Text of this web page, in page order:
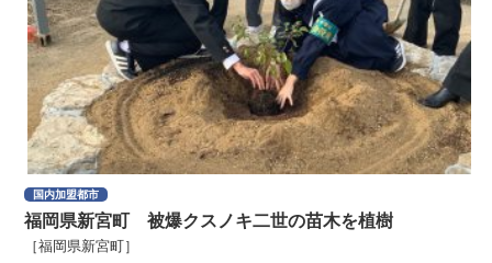
国内加盟都市
福岡県新宮町 被爆クスノキ二世の苗木を植樹
［福岡県新宮町］